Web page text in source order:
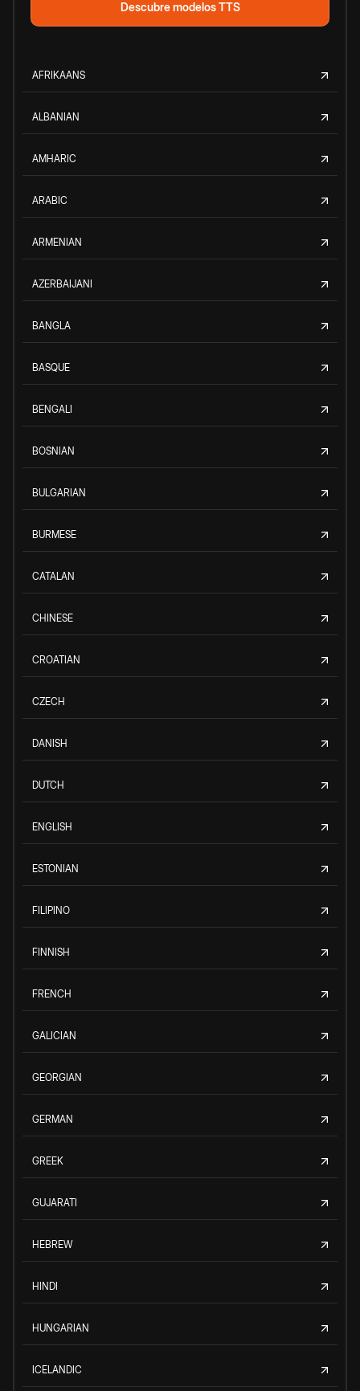
Descubre modelos TTS
AFRIKAANS
ALBANIAN
AMHARIC
ARABIC
ARMENIAN
AZERBAIJANI
BANGLA
BASQUE
BENGALI
BOSNIAN
BULGARIAN
BURMESE
CATALAN
CHINESE
CROATIAN
CZECH
DANISH
DUTCH
ENGLISH
ESTONIAN
FILIPINO
FINNISH
FRENCH
GALICIAN
GEORGIAN
GERMAN
GREEK
GUJARATI
HEBREW
HINDI
HUNGARIAN
ICELANDIC